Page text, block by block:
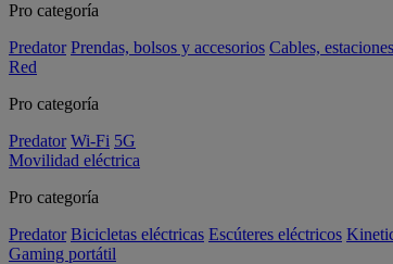
Pro categoría
Predator Prendas, bolsos y accesorios Cables,
Red
Pro categoría
Predator Wi-Fi 5G
Movilidad eléctrica
Pro categoría
Predator Bicicletas eléctricas Escúteres eléctricos
Gaming portátil